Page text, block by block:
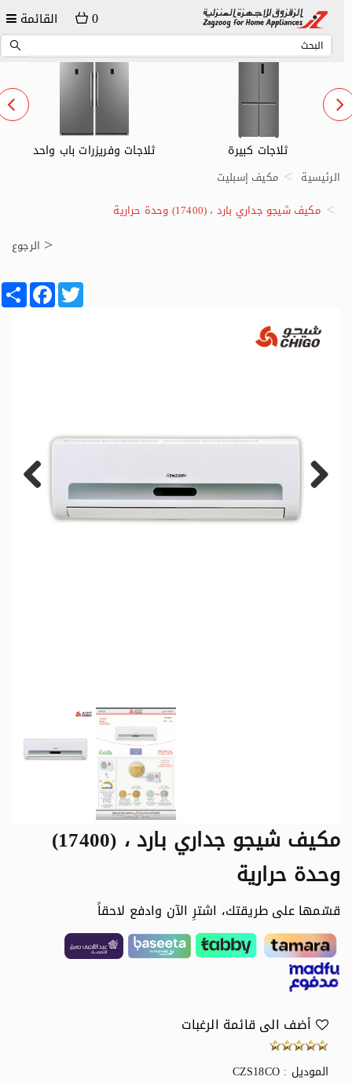
القائمة 0
ثلاجات وفريزرات باب واحد ثلاجات صغيرة
الرئيسية
مكيف إسبليت
مكيف شيجو جداري بارد ، (17400) وحدة حرارية
الرجوع
Share
FacebookTwitter
Previous
مكيف شيجو جداري بارد ، (17400)
وحدة حرارية
قسّمها على طريقتك، اشترِ الآن وادفع لاحقاً
أضف الى قائمة الرغبات
الموديل : CZS18CO